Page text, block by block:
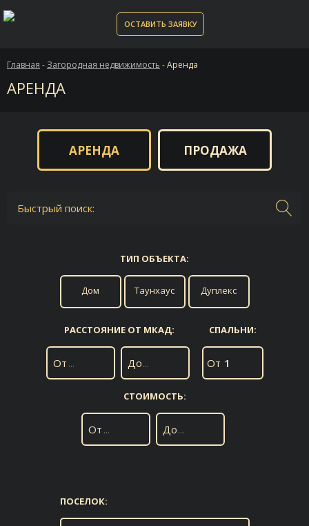
ОСТАВИТЬ ЗАЯВКУ
Главная - Загородная недвижимость -Аренда
АРЕНДА
АРЕНДА ПРОДАЖА
Быстрый поиск:
ТИП ОБЪЕКТА:
Дом Таунхаус Дуплекс
РАССТОЯНИЕ ОТ МКАД:
От До
СПАЛЬНИ:
От 1
СТОИМОСТЬ:
От До
ПОСЕЛОК: